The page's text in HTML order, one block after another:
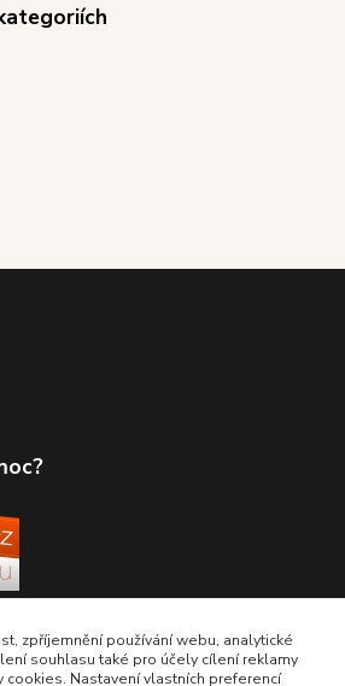
zpříjemnění používání webu, analytické
souhlasu také pro účely cílení reklamy
cookies. Nastavení vlastních preferencí